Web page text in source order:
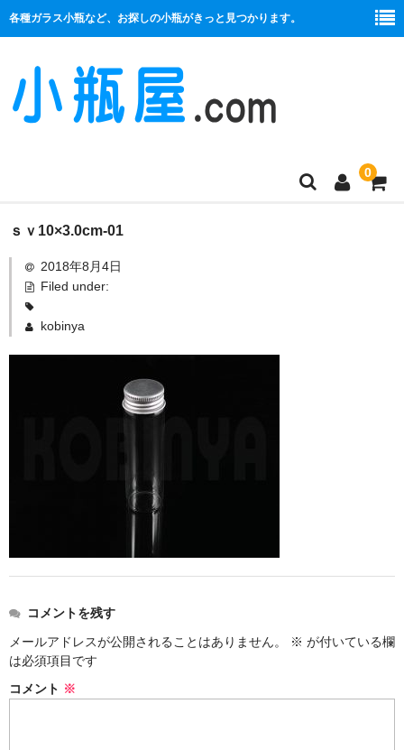
各種ガラス小瓶など、お探しの小瓶がきっと見つかります。
0
商品一覧
絞り口
セット
ふた付き
単品
ｓｖ10×3.0cm-01
2018年8月4日
Filed under:
kobinya
コメントを残す
メールアドレスが公開されることはありません。
※ が付いている欄
は必須項目です
コメント ※